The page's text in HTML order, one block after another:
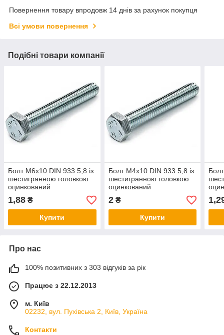
Повернення товару впродовж 14 днів за рахунок покупця
Всі умови повернення
Подібні товари компанії
Болт М6х10 DIN 933 5,8 із
шестигранною головкою
оцинкований
1,88 ₴
Купити
Болт М4х10 DIN 933 5,8 із
шестигранною головкою
оцинкований
2₴
Купити
Про нас
100% позитивних з 303 відгуків за рік
Працює з 22.12.2013
м. Київ
02232, вул. Пухівська 2, Київ, Україна
Контакти